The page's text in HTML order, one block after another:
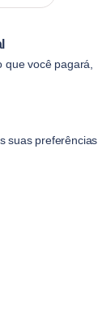
você pagará,
suas preferências.